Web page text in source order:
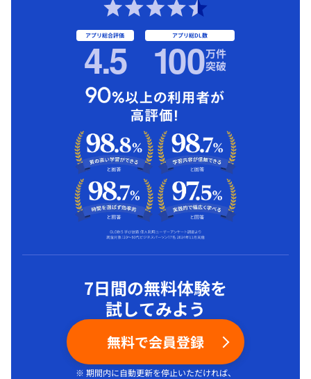
アプリ総合評価
4.5 アプリ総DL数
100万件
突破
7日間の無料体験を
試してみよう
無料で会員登録
※ 期間内に自動更新を停止いただければ、